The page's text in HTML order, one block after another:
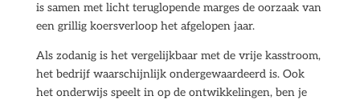
is samen met licht teruglopende marges de oorzaak van
een grillig koersverloop het afgelopen jaar.
Als zodanig is het vergelijkbaar met de vrije kasstroom,
het bedrijf waarschijnlijk ondergewaardeerd is. Ook
het onderwijs speelt in op de ontwikkelingen, ben je